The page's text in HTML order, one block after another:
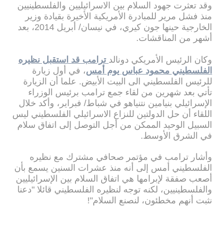
وقد تعثرت جهود السلام بين الاسرائيليين والفلسطينيين
منذ فشل مرير للمبادرة الأمريكية الأخيرة بقيادة وزير
الخارجية حينها جون كيري، في نيسان/ أبريل 2014، بعد
أشهر من المناقشات.
وكان الرئيس الأمريكي دونالد ترامب قد استقبل نظيره
الفلسطيني محمود عباس يوم أمس، في أول زيارة
للرئيس الفلسطيني الى البيت الأبيض. علما أن الزيارة
تأتي بعد شهرين من لقاء جمع ترامب برئيس الوزراء
الإسرائيلي بنيامين نتنياهو في شباط/ فبراير، وأكد خلال
اللقاء أن حل الدولتين للنزاع الاسرائيلي الفلسطيني ليس
السبيل الوحيد الممكن من أجل التوصل إلى اتفاق سلام
في الشرق الأوسط.
وأشار ترامب في مؤتمر صحافي مشترك مع نظيره
الفلسطيني أمس إلى أنه منذ عشرات السنين يسمع بأن
أصعب صفقة لإبرامها هي اتفاق السلام بين الإسرائيليين
والفلسطينيين، لكنه توجه لنظيره الفلسطيني قائلا "دعنا
نثبت أنهم مخطئون، لنصنع السلام"!